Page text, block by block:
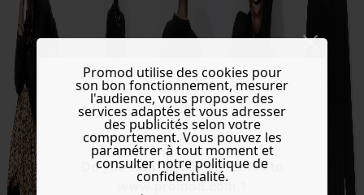
Do you want to be redirected to
www.promod.com ?
Promod utilise des cookies pour
son bon fonctionnement, mesurer
l'audience, vous proposer des
services adaptés et vous adresser
des publicités selon votre
comportement. Vous pouvez les
paramétrer à tout moment et
consulter notre politique de
confidentialité.